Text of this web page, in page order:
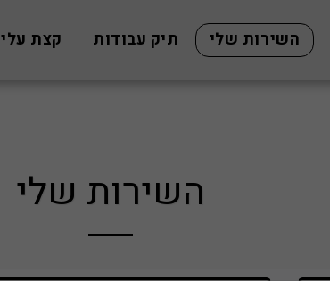
השירות שלי תיק עבודות קצת עלי
השירות שלי